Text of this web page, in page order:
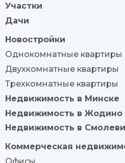
Участки
Дачи
Новостройки
Однокомнатные квартиры
Двухкомнатные квартиры
Трехкомнатные квартиры
Недвижимость в Минске
Недвижимость в Жодино
Недвижимость в
Коммерческая